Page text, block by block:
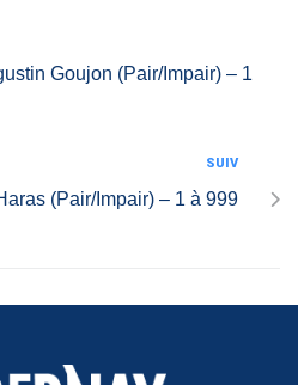
Goujon (Pair/Impair) – 1
SUIV
(Pair/Impair) – 1 à 999